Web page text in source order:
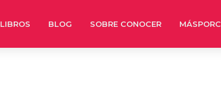
LIBROS BLOG SOBRE CONOCER